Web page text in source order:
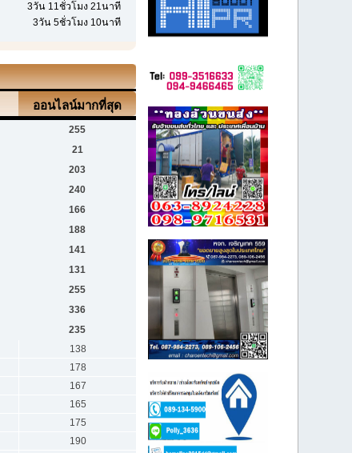
3วัน 11ชั่วโมง 21นาที
3วัน 5ชั่วโมง 10นาที
ออนไลน์มากที่สุด
255
21
203
240
166
188
141
131
255
336
235
138
178
167
165
175
190